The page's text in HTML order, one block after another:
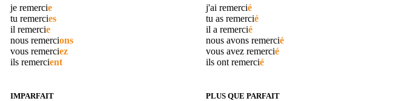
je remercie
tu remercies
il remercie
nous remercions
vous remerciez
ils remercient
j'ai remercié
tu as remercié
il a remercié
nous avons remercié
vous avez remercié
ils ont remercié
IMPARFAIT PLUS QUE PARFAIT